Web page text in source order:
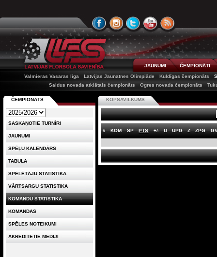
JAUNUMI
ČEMPIONĀTI
Valmieras Vasaras līga
Latvijas Jaunatnes Olimpiāde Kuldīgas čempionāts
Saldus novada atklātais čempionāts
Ogres novada čempionāts
KOPSAVILKUMS
# KOM SP PTS +/- U UPG Z ZPG
ČEMPIONĀTS
SASKAŅOTIE TURNĪRI
JAUNUMI
SPĒĻU KALENDĀRS
TABULA
SPĒLĒTĀJU STATISTIKA
VĀRTSARGU STATISTIKA
KOMANDU STATISTIKA
KOMANDAS
SPĒLES NOTEIKUMI
AKREDITĒTIE MEDIJI